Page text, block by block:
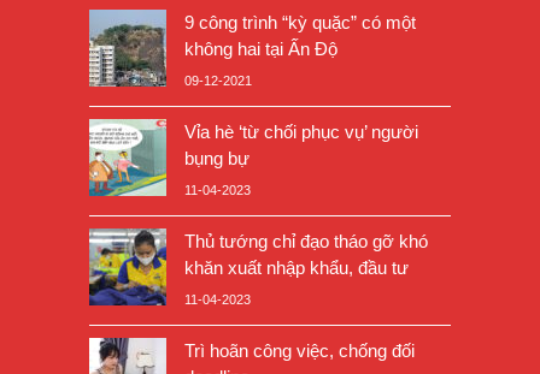
9 công trình “kỳ quặc” có một
không hai tại Ấn Độ
09-12-2021
Vỉa hè ‘từ chối phục vụ’ người
bụng bự
11-04-2023
Thủ tướng chỉ đạo tháo gỡ khó
khăn xuất nhập khẩu, đầu tư
11-04-2023
Trì hoãn công việc, chống đối